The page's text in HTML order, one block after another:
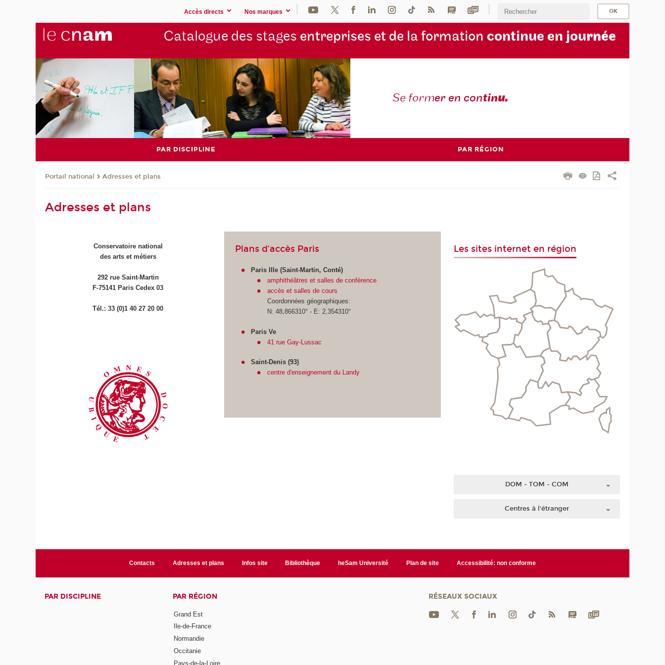
Accès directs Nos marques
Catalogue des stages entreprises et de la formation continue en journée
Se former en continu.
PAR DISCIPLINE PAR RÉGION
Portail national Adresses et plans
Adresses et plans
Conservatoire national
des arts et métiers
292 rue Saint-Martin
F-75141 Paris Cedex 03
Tél.: 33 (0)1 40 27 20 00
Plans d'accès Paris
Paris IIIe (Saint-Martin, Conté)
amphithéâtres et salles de conférence
accès et salles de cours
Coordonnées géographiques:
N: 48,866310° - E: 2,354310°
Paris Ve
41 rue Gay-Lussac
Saint-Denis (93)
centre d'enseignement du Landy
Les sites internet en région
DOM - TOM - COM
Centres à l'étranger
Maroc
Contacts Adresses et plans Infos site Bibliothèque heSam Université Plan de site Accessibilité: non conforme
PAR DISCIPLINE PAR RÉGION
Grand Est
Ile-de-France
Normandie
Occitanie
Pays-de-la-Loire
RÉSEAUX SOCIAUX